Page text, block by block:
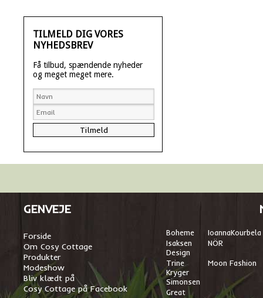
TILMELD DIG VORES
NYHEDSBREV
Få tilbud, spændende nyheder
og meget meget mere.
GENVEJE
Forside
Om Cosy Cottage
Produkter
Modeshow
Bliv klædt på
Cosy Cottage på Facebook
Boheme IoannaKourbela
Isaksen
Design
NÖR
Trine
Kryger
Simonsen
Moon Fashion
Great